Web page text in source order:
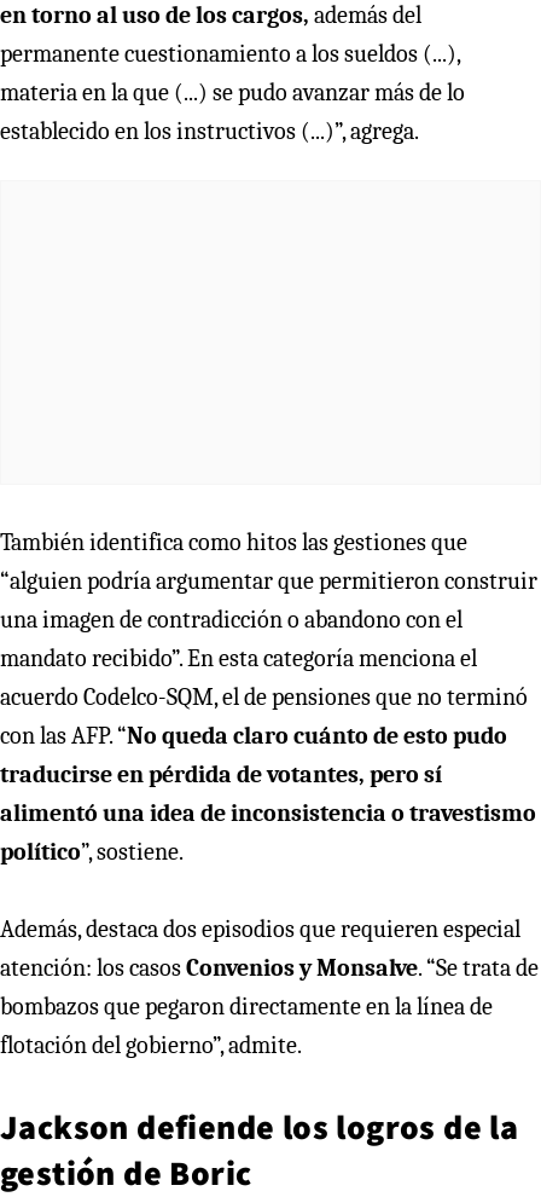
en torno al uso de los cargos, además del
permanente cuestionamiento a los sueldos (...),
materia en la que (...) se pudo avanzar más de lo
establecido en los instructivos (...)”, agrega.
También identifica como hitos las gestiones que
“alguien podría argumentar que permitieron construir
una imagen de contradicción o abandono con el
mandato recibido”. En esta categoría menciona el
acuerdo Codelco-SQM, el de pensiones que no terminó
con las AFP. “No queda claro cuánto de esto pudo
traducirse en pérdida de votantes, pero sí
alimentó una idea de inconsistencia o travestismo
político”, sostiene.
Además, destaca dos episodios que requieren especial
atención: los casosConvenios y Monsalve. “Se trata de
bombazos que pegaron directamente en la línea de
flotación del gobierno”, admite.
Jackson defiende los logros de la
gestión de Boric